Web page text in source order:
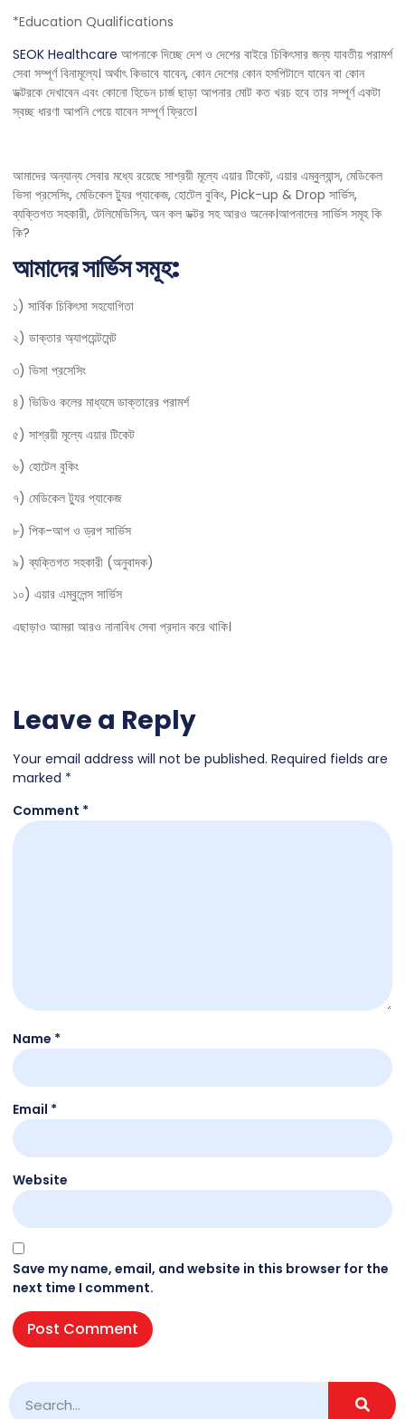
*Education Qualifications
SEOK Healthcare আপনাকে দিচ্ছে দেশ ও দেশের বাইরে চিকিৎসার জন্য যাবতীয় পরামর্শ
সেবা সম্পূর্ণ বিনামূল্যে। অর্থাৎ কিভাবে যাবেন, কোন দেশের কোন হসপিটালে যাবেন বা কোন
ডক্টরকে দেখাবেন এবং কোনো হিডেন চার্জ ছাড়া আপনার মোট কত খরচ হবে তার সম্পূর্ণ একটা
স্বচ্ছ ধারণা আপনি পেয়ে যাবেন সম্পূর্ণ ফ্রিতে।
আমাদের অন্যান্য সেবার মধ্যে রয়েছে সাশ্রয়ী মূল্যে এয়ার টিকেট, এয়ার এম্বুল্যান্স, মেডিকেল
ভিসা প্রসেসিং, মেডিকেল ট্যুর প্যাকেজ, হোটেল বুকিং, Pick-up & Drop সার্ভিস,
ব্যক্তিগত সহকারী, টেলিমেডিসিন, অন কল ডক্টর সহ আরও অনেক।আপনাদের সার্ভিস সমূহ কি
কি?
আমাদের সার্ভিস সমূহ:
১) সার্বিক চিকিৎসা সহযোগিতা
২) ডাক্তার অ্যাপয়েন্টমেন্ট
৩) ভিসা প্রসেসিং
৪) ভিডিও কলের মাধ্যমে ডাক্তারের পরামর্শ
৫) সাশ্রয়ী মূল্যে এয়ার টিকেট
৬) হোটেল বুকিং
৭) মেডিকেল ট্যুর প্যাকেজ
৮) পিক-আপ ও ড্রপ সার্ভিস
৯) ব্যক্তিগত সহকারী (অনুবাদক)
১০) এয়ার এম্বুলেন্স সার্ভিস
এছাড়াও আমরা আরও নানাবিধ সেবা প্রদান করে থাকি।
Leave a Reply
Your email address will not be published. Required fields are
marked *
Comment *
Name *
Email *
Website
Save my name, email, and website in this browser for the
next time I comment.